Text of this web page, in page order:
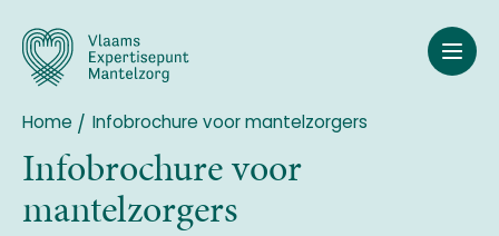
naar
inhoud
Breadcrumb
Home Infobrochure voor mantelzorgers
Infobrochure voor
mantelzorgers